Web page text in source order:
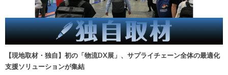
【現地取材・独自】初の「物流DX展」、サプライチェーン全体の最適化
支援ソリューションが集結